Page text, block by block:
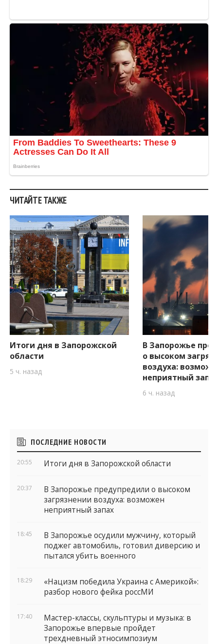
ЧИТАЙТЕ ТАКЖЕ
Итоги дня в Запорожской
области
5 ч. назад
В Запорожье
о высоком
воздуха:
неприятный
6 ч. назад
Боковые
виджеты
ПОСЛЕДНИЕ НОВОСТИ
20:55 Итоги дня в Запорожской области
20:37
В Запорожье предупредили о высоком
загрязнении воздуха: возможен
неприятный запах
18:45
В Запорожье осудили мужчину, который
поджег автомобиль, готовил диверсию и
пытался убить военного
18:29
«Нацизм победила Украина с Америкой»:
разбор нового фейка россМИ
17:40
Мастер-классы, скульптуры и музыка: в
Запорожье впервые пройдет
трехдневный этносимпозиум